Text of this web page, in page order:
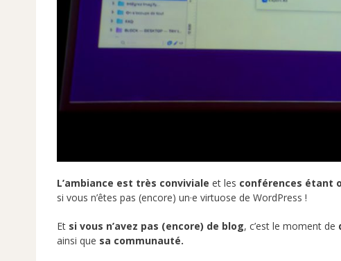
L’ambiance est très conviviale et les conférences étant
si vous n’êtes pas (encore) un·e virtuose de WordPress !
Et si vous n’avez pas (encore) de blog, c’est le moment de
ainsi que sa communauté.